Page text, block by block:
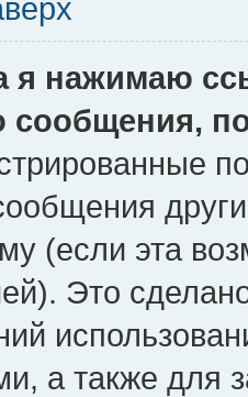
я нажимаю
сообщения,
(если эта
Это
а также для